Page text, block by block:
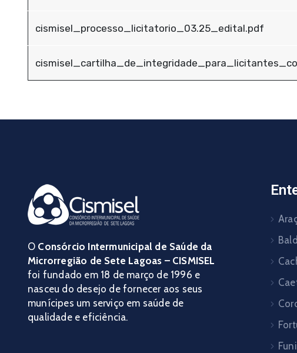
cismisel_processo_licitatorio_03.25_edital.pdf
O Consórcio Intermunicipal de Saúde da
Microrregião de Sete Lagoas – CISMISEL
foi fundado em 18 de março de 1996 e
nasceu do desejo de fornecer aos seus
munícipes um serviço em saúde de
qualidade e eficiência.